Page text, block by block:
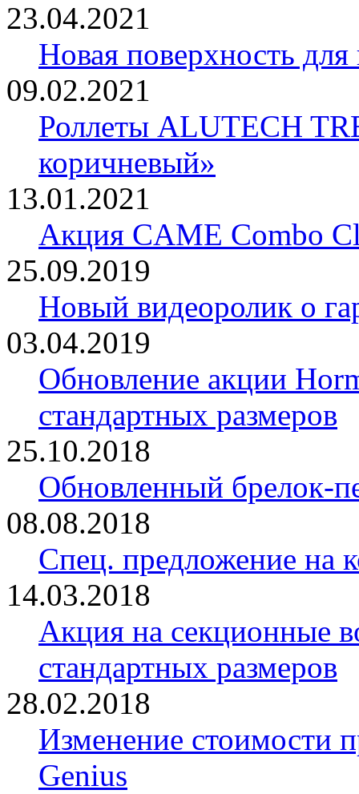
23.04.2021
Новая поверхность
09.02.2021
Роллеты ALUTECH
коричневый»
13.01.2021
Акция CAME Combo
25.09.2019
Новый видеоролик о
03.04.2019
Обновление акции
стандартных размеров
25.10.2018
Обновленный брелок-
08.08.2018
Спец. предложение на
14.03.2018
Акция на секционные
стандартных размеров
28.02.2018
Изменение стоимости
Genius